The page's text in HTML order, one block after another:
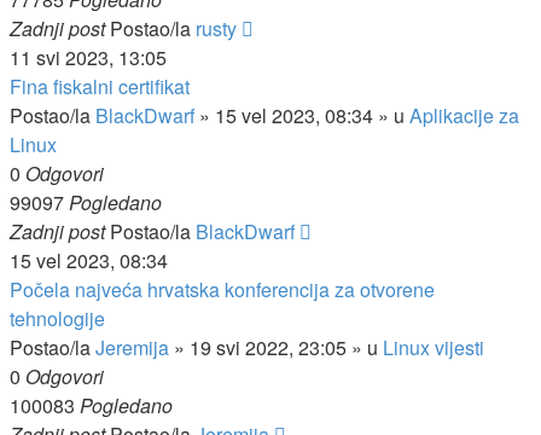
Zadnji postPostao/la rusty
11 svi 2023, 13:05
Fina fiskalni certifikat
Postao/la BlackDwarf » 15 vel 2023, 08:34 » u Aplikacije za
Linux
0 Odgovori
99097Pogledano
Zadnji postPostao/la BlackDwarf
15 vel 2023, 08:34
Počela najveća hrvatska konferencija za otvorene
tehnologije
Postao/laJeremija » 19 svi 2022, 23:05 » u Linux vijesti
0 Odgovori
100083 Pogledano